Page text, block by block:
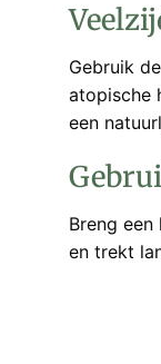
Gebruik
atopische
een
Breng
en trekt